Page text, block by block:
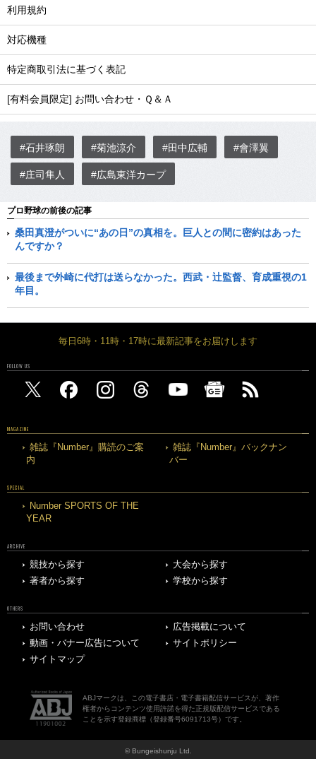
利用規約
対応機種
特定商取引法に基づく表記
[有料会員限定] お問い合わせ・Ｑ＆Ａ
#石井琢朗 #菊池涼介 #田中広輔 #會澤翼
#庄司隼人 #広島東洋カープ
プロ野球の前後の記事
桑田真澄がついに“あの日”の真相を。巨人との間に密約はあった
んですか？
最後まで外崎に代打は送らなかった。西武・辻監督、育成重視の1
年目。
毎日6時・11時・17時に最新記事をお届けします
FOLLOW US
MAGAZINE
雑誌『Number』購読のご案
内
雑誌『Number』バックナン
バー
SPECIAL
Number SPORTS OF THE
YEAR
ARCHIVE
競技から探す
大会から探す
著者から探す
学校から探す
OTHERS
お問い合わせ
広告掲載について
動画・バナー広告について
サイトポリシー
サイトマップ
ABJマークは、この電子書店・電子書籍配信サービスが、著作
権者からコンテンツ使用許諾を得た正規版配信サービスである
ことを示す登録商標（登録番号6091713号）です。
© Bungeishunju Ltd.